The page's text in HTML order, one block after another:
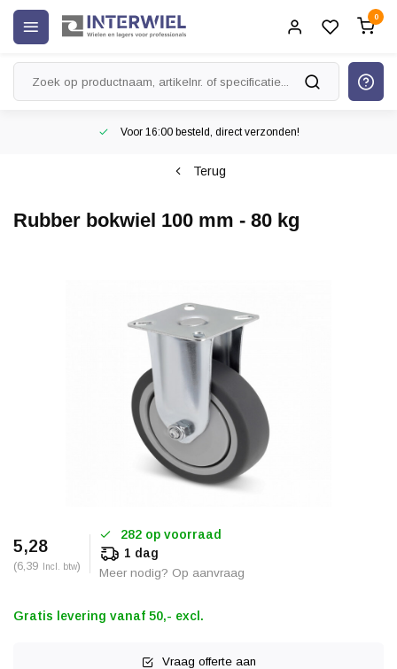
0
Voor 16:00 besteld, direct verzonden!
Terug
Rubber bokwiel 100 mm - 80 kg
5,28
(6,39 Incl. btw)
282 op voorraad
1 dag
Meer nodig? Op aanvraag
Gratis levering vanaf 50,- excl.
Vraag offerte aan